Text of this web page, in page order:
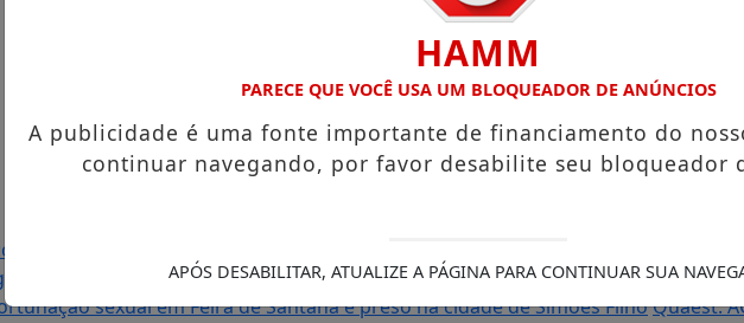
cidades mais violentas do Brasil e cai para a 6ª posição em novo Anuário da
com Thalles RobertoReforma tributária muda cobrança de impostos
sexual em Feira de Santana é preso na cidade de Simões FilhoQuaest:
HAMM
PARECE QUE VOCÊ USA UM BLOQUEADOR DE ANÚNCIOS
A publicidade é uma fonte importante de financiamento do
continuar navegando, por favor desabilite seu bloqueador
APÓS DESABILITAR, ATUALIZE A PÁGINA PARA CONTINUAR SUA